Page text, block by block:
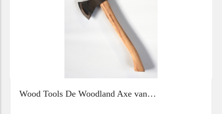
Wood Tools De Woodland Axe van…